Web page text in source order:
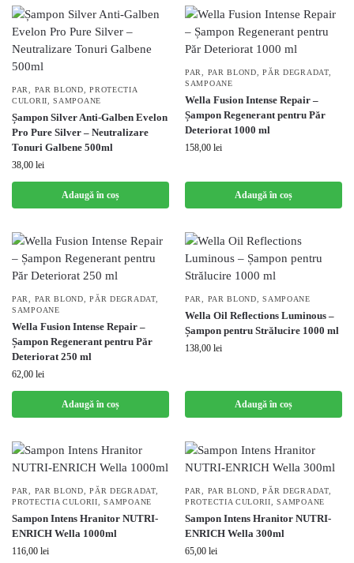
PAR PAR BLOND ,PROTECTIA
CULORII ,SAMPOANE
Șampon Silver Anti-Galben Evelon
Pro Pure Silver – Neutralizare
Tonuri Galbene 500ml
38,00 lei
Adaugă în coș
PAR PAR BLOND ,PĂR DEGRADAT,
SAMPOANE
Wella Fusion Intense Repair –
Șampon Regenerant pentru Păr
Deteriorat 1000 ml
158,00 lei
Adaugă în coș
PAR PAR BLOND ,PĂR DEGRADAT,
SAMPOANE
Wella Fusion Intense Repair –
Șampon Regenerant pentru Păr
Deteriorat 250 ml
62,00 lei
Adaugă în coș
PAR PAR BLOND ,SAMPOANE
Wella Oil Reflections Luminous –
Șampon pentru Strălucire 1000 ml
138,00 lei
Adaugă în coș
PAR PAR BLOND ,PĂR DEGRADAT,
PROTECTIA CULORII ,SAMPOANE
Sampon Intens Hranitor NUTRI-
ENRICH Wella 1000ml
116,00 lei
PAR PAR BLOND ,PĂR DEGRADAT,
PROTECTIA CULORII ,SAMPOANE
Sampon Intens Hranitor NUTRI-
ENRICH Wella 300ml
65,00 lei